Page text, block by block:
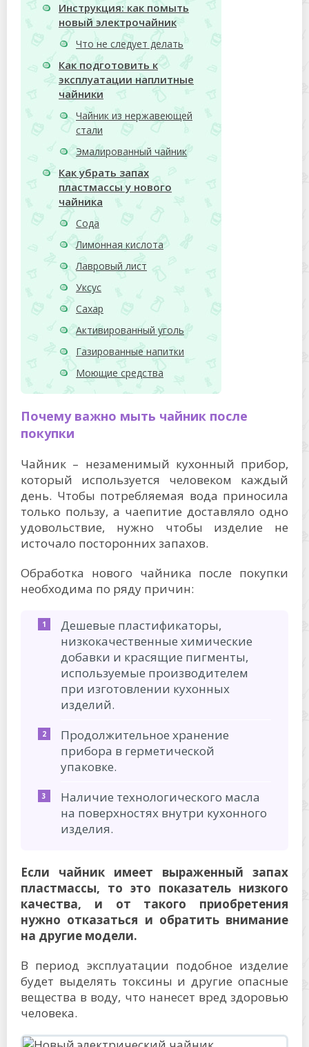
Инструкция: как помыть
новый электрочайник
Что не следует делать
Как подготовить к
эксплуатации наплитные
чайники
Чайник из нержавеющей
стали
Эмалированный чайник
Как убрать запах
пластмассы у нового
чайника
Сода
Лимонная кислота
Лавровый лист
Уксус
Сахар
Активированный уголь
Газированные напитки
Моющие средства
Почему важно мыть чайник после
покупки
Чайник – незаменимый кухонный прибор,
который используется человеком каждый
день. Чтобы потребляемая вода приносила
только пользу, а чаепитие доставляло одно
удовольствие, нужно чтобы изделие не
источало посторонних запахов.
Обработка нового чайника после покупки
необходима по ряду причин:
Дешевые пластификаторы,
низкокачественные химические
добавки и красящие пигменты,
используемые производителем
при изготовлении кухонных
изделий.
Продолжительное хранение
прибора в герметической
упаковке.
Наличие технологического масла
на поверхностях внутри кухонного
изделия.
Если чайник имеет выраженный запах
пластмассы, то это показатель низкого
качества, и от такого приобретения
нужно отказаться и обратить внимание
на другие модели.
В период эксплуатации подобное изделие
будет выделять токсины и другие опасные
вещества в воду, что нанесет вред здоровью
человека.